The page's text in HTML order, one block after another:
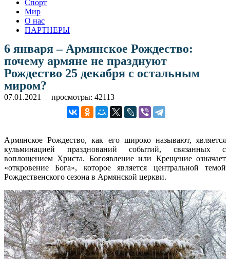
Спорт
Мир
О нас
ПАРТНЕРЫ
6 января – Армянское Рождество:
почему армяне не празднуют
Рождество 25 декабря с остальным
миром?
07.01.2021 просмотры: 42113
Армянское Рождество, как его широко называют, является
кульминацией празднований событий, связанных с
воплощением Христа. Богоявление или Крещение означает
«откровение Бога», которое является центральной темой
Рождественского сезона в Армянской церкви.